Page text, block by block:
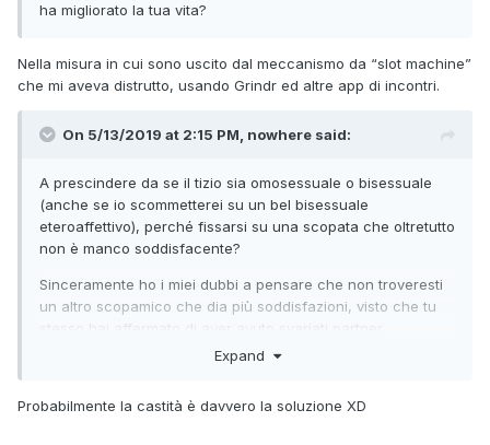
ha migliorato la tua vita?
Nella misura in cui sono uscito dal meccanismo da “slot machine”
che mi aveva distrutto, usando Grindr ed altre app di incontri.
On 5/13/2019 at 2:15 PM, nowhere said:
A prescindere da se il tizio sia omosessuale o bisessuale
(anche se io scommetterei su un bel bisessuale
eteroaffettivo), perché fissarsi su una scopata che oltretutto
non è manco soddisfacente?
Sinceramente ho i miei dubbi a pensare che non troveresti
un altro scopamico che dia più soddisfazioni, visto che tu
stesso hai affermato di aver avuto svariati partner
datti alla castità.
Expand
Probabilmente la castità è davvero la soluzione XD